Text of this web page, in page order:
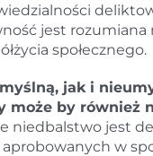
jest
społecznego.
jak i
może by również
niedbalstwo jest
w